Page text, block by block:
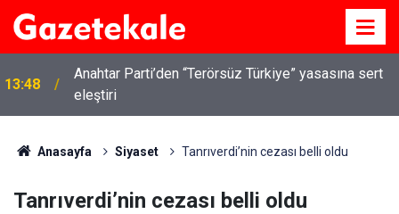
13:48
Anahtar Parti’den “Terörsüz Türkiye” yasasına sert
eleştiri
Anasayfa Siyaset Tanrıverdi’nin cezası belli oldu
Tanrıverdi’nin cezası belli oldu